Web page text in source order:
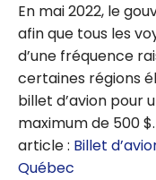
En mai 2022, le
afin que tous les
d’une fréquence
certaines régions
billet d’avion pour
maximum de 500
article : Billet
Québec